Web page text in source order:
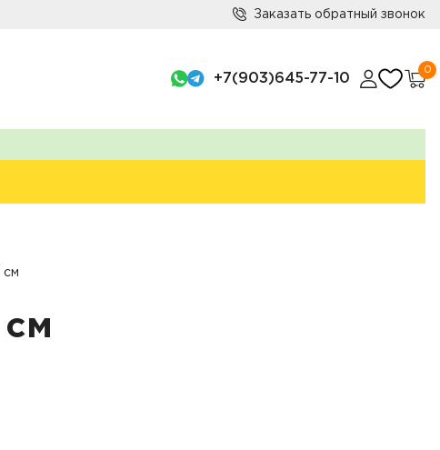
Заказать обратный звонок
+7(903)645-77-10
0
см